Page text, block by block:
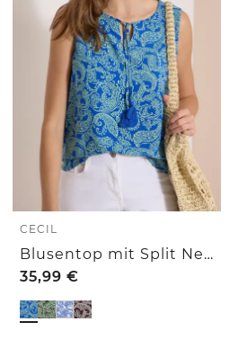
CECIL
Blusentop mit Split Neck und Print
35,99 €